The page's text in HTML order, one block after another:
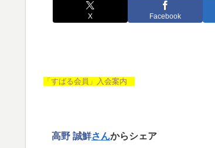
X Facebook
「すばる会員」入会案内
高野 誠鮮さんからシェア